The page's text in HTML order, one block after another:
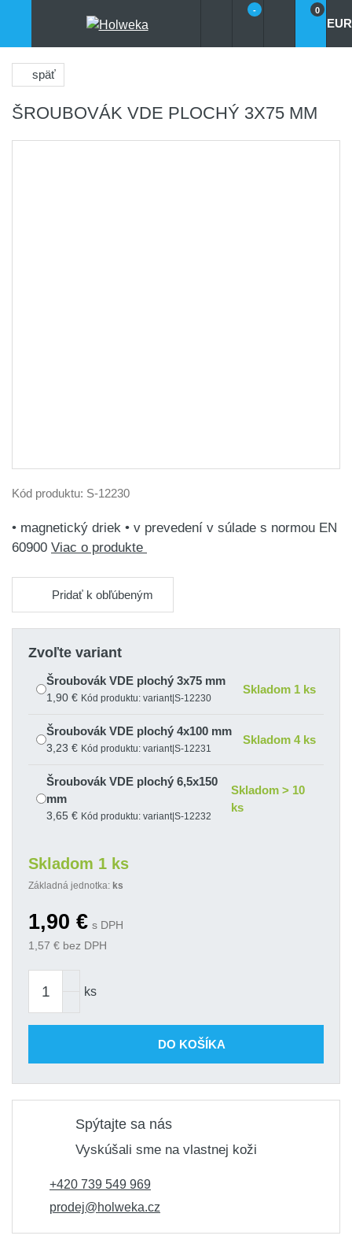
- 0
EUR
späť
ŠROUBOVÁK VDE PLOCHÝ 3X75 MM
Kód produktu: S-12230
• magnetický driek • v prevedení v súlade s normou EN
60900 Viac o produkte
Pridať k obľúbeným
Zvoľte variant
Šroubovák VDE plochý 3x75 mm
1,90 € Kód produktu: variant|S-12230
Skladom 1 ks
Šroubovák VDE plochý 4x100 mm
3,23 € Kód produktu: variant|S-12231
Skladom 4 ks
Šroubovák VDE plochý 6,5x150
mm
3,65 € Kód produktu: variant|S-12232
Skladom > 10
ks
Skladom 1 ks
Základná jednotka: ks
1,90 € s DPH
1,57 € bez DPH
ks
DO KOŠÍKA
Spýtajte sa nás
Vyskúšali sme na vlastnej koži
+420 739 549 969
prodej@holweka.cz